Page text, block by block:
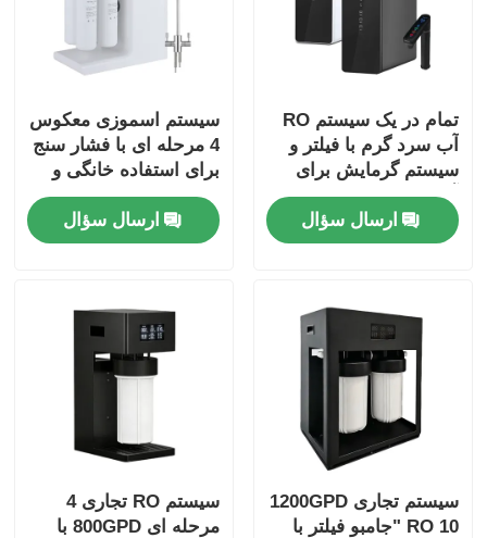
تمام در یک سیستم RO
آب سرد گرم با فیلتر و
سیستم گرمایش برای
آشپزخانه زیر سینک
ارسال سؤال
سیستم اسموزی معکوس
4 مرحله ای با فشار سنج
برای استفاده خانگی و
تجاری کوچک
ارسال سؤال
سیستم تجاری 1200GPD
RO 10 "جامبو فیلتر با
سیستم RO تجاری 4
مرحله ای 800GPD با